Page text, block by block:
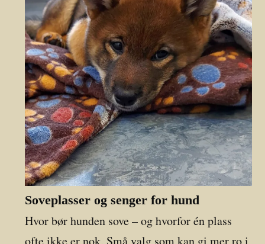
Soveplasser og senger for hund
Hvor bør hunden sove – og hvorfor én plass
ofte ikke er nok. Små valg som kan gi mer ro i